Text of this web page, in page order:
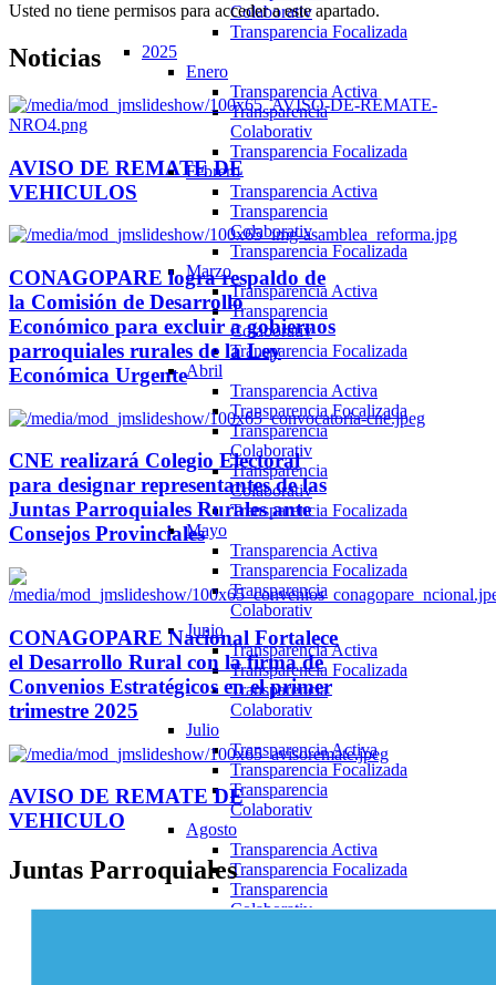
Colaborativ
Transparencia Focalizada
2025
Enero
Transparencia Activa
Transparencia
Colaborativ
Transparencia Focalizada
Febrero
Transparencia Activa
Transparencia
Colaborativ
Transparencia Focalizada
Marzo
Transparencia Activa
Transparencia
Colaborativ
Transparencia Focalizada
Abril
Transparencia Activa
Transparencia Focalizada
Transparencia
Colaborativ
Transparencia
Colaborativ
Transparencia Focalizada
Mayo
Transparencia Activa
Transparencia Focalizada
Transparencia
Colaborativ
Junio
Transparencia Activa
Transparencia Focalizada
Transparencia
Colaborativ
Julio
Transparencia Activa
Transparencia Focalizada
Transparencia
Colaborativ
Agosto
Transparencia Activa
Transparencia Focalizada
Transparencia
Colaborativ
Usted no tiene permisos para acceder a este apartado.
Noticias
AVISO DE REMATE DE
VEHICULOS
CONAGOPARE logra respaldo de
la Comisión de Desarrollo
Económico para excluir a gobiernos
parroquiales rurales de la Ley
Económica Urgente
CNE realizará Colegio Electoral
para designar representantes de las
Juntas Parroquiales Rurales ante
Consejos Provinciales
CONAGOPARE Nacional Fortalece
el Desarrollo Rural con la firma de
Convenios Estratégicos en el primer
trimestre 2025
AVISO DE REMATE DE
VEHICULO
Juntas Parroquiales